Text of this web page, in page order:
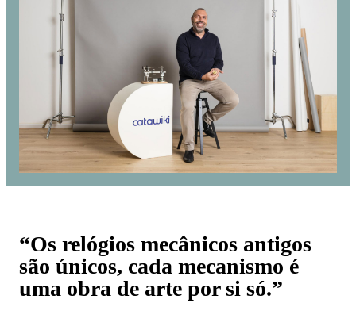
“Os relógios mecânicos antigos
são únicos, cada mecanismo é
uma obra de arte por si só.”